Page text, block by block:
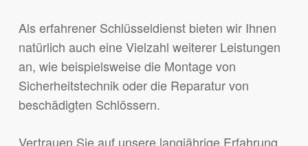
Als erfahrener Schlüsseldienst bieten wir Ihnen
natürlich auch eine Vielzahl weiterer Leistungen
an, wie beispielsweise die Montage von
Sicherheitstechnik oder die Reparatur von
beschädigten Schlössern.
Vertrauen Sie auf unsere langjährige Erfahrung